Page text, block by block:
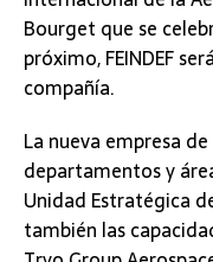
Bourget que se
próximo, FEINDEF
compañía.
La nueva empresa
departamentos y
Unidad Estratégica
también las